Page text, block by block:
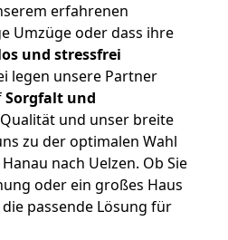
erfahrenen
Umzüge oder dass ihre
und stressfrei
legen unsere Partner
Sorgfalt und
und unser breite
zu der optimalen Wahl
nach Uelzen. Ob Sie
oder ein großes Haus
passende Lösung für